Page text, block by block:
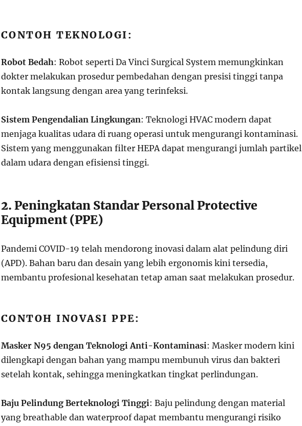
CONTOH TEKNOLOGI:
Robot Bedah: Robot seperti Da Vinci Surgical System memungkinkan
dokter melakukan prosedur pembedahan dengan presisi tinggi tanpa
kontak langsung dengan area yang terinfeksi.
Sistem Pengendalian Lingkungan: Teknologi HVAC modern dapat
menjaga kualitas udara di ruang operasi untuk mengurangi kontaminasi.
Sistem yang menggunakan filter HEPA dapat mengurangi jumlah partikel
dalam udara dengan efisiensi tinggi.
2. Peningkatan Standar Personal Protective
Equipment (PPE)
Pandemi COVID-19 telah mendorong inovasi dalam alat pelindung diri
(APD). Bahan baru dan desain yang lebih ergonomis kini tersedia,
membantu profesional kesehatan tetap aman saat melakukan prosedur.
CONTOH INOVASI PPE:
Masker N95 dengan Teknologi Anti-Kontaminasi: Masker modern kini
dilengkapi dengan bahan yang mampu membunuh virus dan bakteri
setelah kontak, sehingga meningkatkan tingkat perlindungan.
Baju Pelindung Berteknologi Tinggi: Baju pelindung dengan material
yang breathable dan waterproof dapat membantu mengurangi risiko